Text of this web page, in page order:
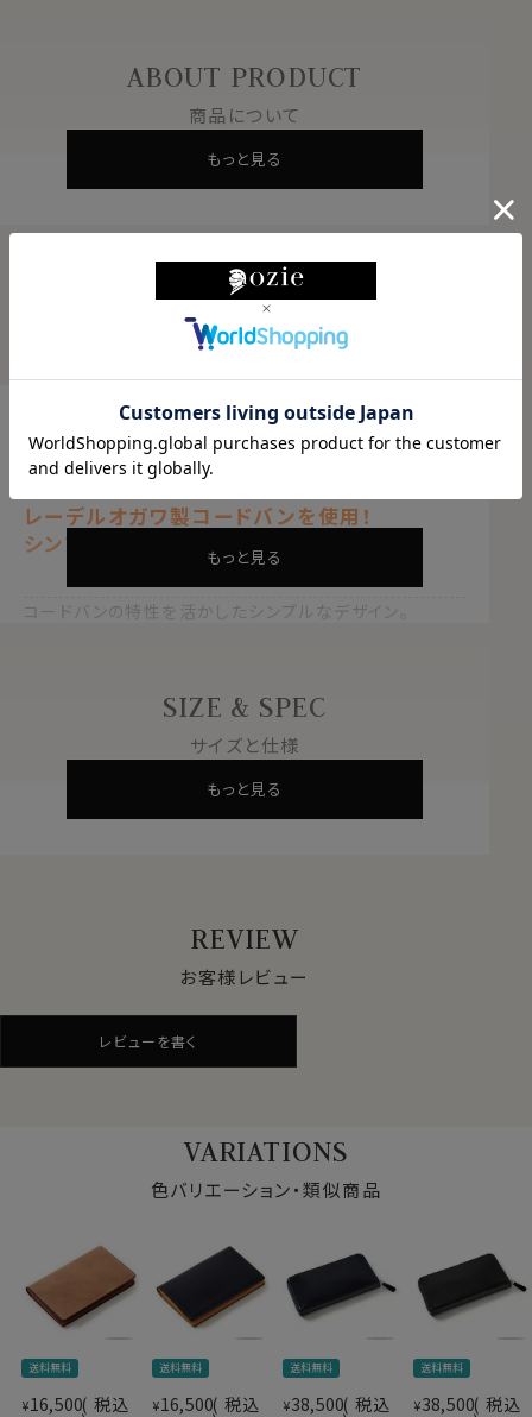
ABOUT PRODUCT
商品について
もっと見る
PRODUCT DETAILS
商品説明
熟練職人による仕上げと染色技術！
世界屈指のコードバンレザーのタンナー（仕上
げ・染色・加工業者）
レーデルオガワ製コードバンを使用！
シンプルな二つ折り型
コードバンの特性を活かしたシンプルなデザイン。
コードバン -cordovan-
「革のダイヤモンド」と喩えられるほど希少価値の高い農
耕馬の皮革。
その希少性と質の高さにより動物皮革の中では特に高級
スイフトレザー -Swift Leather-
た、雄仔牛の皮革。
た作りになっております。
ー」を使用するなど
他にはない高品質な名刺入れに仕上げました。
さい。
もっと見る
SIZE & SPEC
サイズと仕様
もっと見る
REVIEW
お客様レビュー
レビューを書く
VARIATIONS
色バリエーション・類似商品
送料無料
¥16,500 税込
送料無料
¥16,500 税込
送料無料
¥38,500 税込
送料無料
¥38,500 税込